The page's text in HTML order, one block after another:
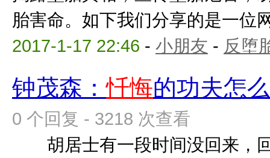
胎害命。如下我们分享的是一位
2017-1-17 22:46 - 小朋友 - 反堕
钟茂森：忏悔的功夫怎
0 个回复 - 3218 次查看
胡居士有一段时间没回来，